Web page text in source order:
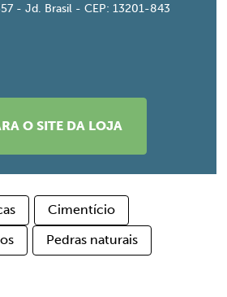
- Jd. Brasil - CEP: 13201-843
O SITE DA LOJA
Cimentício
Pedras naturais